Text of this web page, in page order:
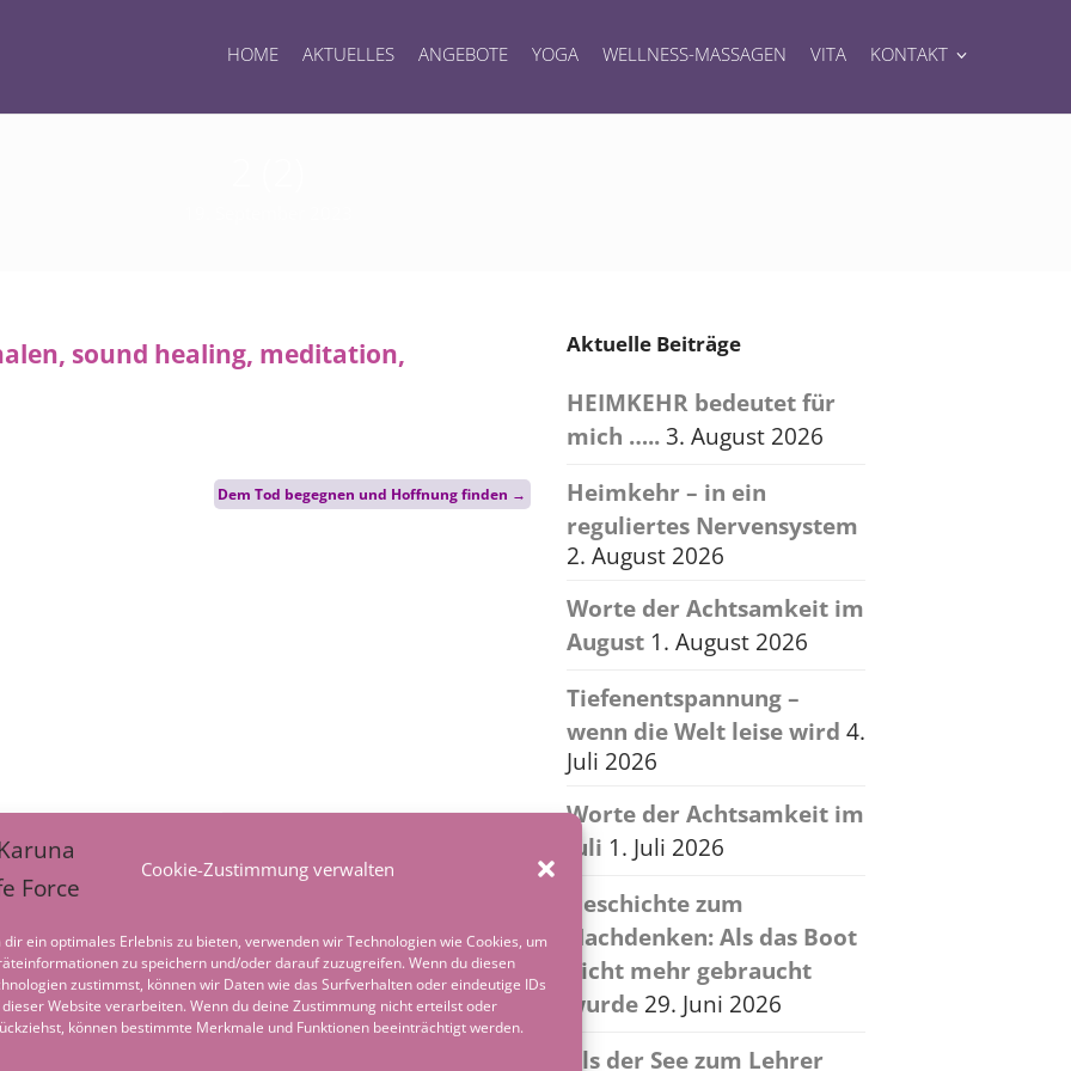
Cookie-Zustimmung verwalten
dir ein optimales Erlebnis zu bieten, verwenden wir Technologien wie Cookies, um
zu speichern und/oder darauf zuzugreifen. Wenn du diesen
zustimmst, können wir Daten wie das Surfverhalten oder eindeutige IDs
Website verarbeiten. Wenn du deine Zustimmung nicht erteilst oder
können bestimmte Merkmale und Funktionen beeinträchtigt werden.
HOME AKTUELLES ANGEBOTE YOGA WELLNESS-MASSAGEN VITA KONTAKT
Dem Tod begegnen und Hoffnung finden →
Aktuelle Beiträge
HEIMKEHR bedeutet für
mich …..3. August 2026
Heimkehr – in ein
reguliertes Nervensystem
2. August 2026
Worte der Achtsamkeit im
August 1. August 2026
Tiefenentspannung –
wenn die Welt leise wird 4.
Juli 2026
Worte der Achtsamkeit im
Juli 1. Juli 2026
Geschichte zum
Nachdenken: Als das Boot
nicht mehr gebraucht
wurde 29. Juni 2026
Als der See zum Lehrer